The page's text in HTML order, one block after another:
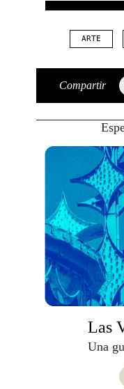
ARTE
Compartir
Las
Una